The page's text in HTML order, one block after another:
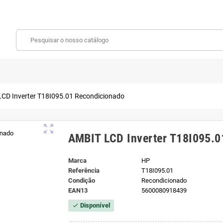
Inverter T18I095.01 Recondicionado
zoom_out_map
AMBIT LCD Inverter
Marca
HP
Referência
T18I095.01
Condição
Recondicionado
EAN13
5600080918439
check Disponível